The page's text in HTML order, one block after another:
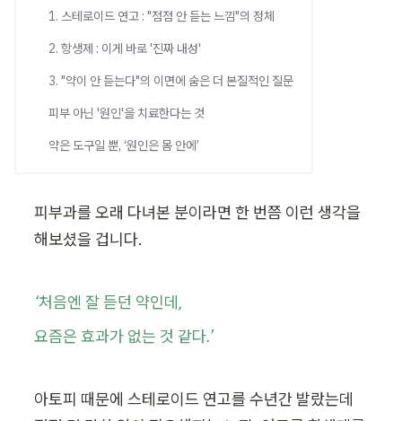
1. 스테로이드 연고 : "점점 안 듣는 느낌"의 정체
2. 항생제 : 이게 바로 '진짜 내성'
3. "약이 안 듣는다"의 이면에 숨은 더 본질적인 질문
피부 아닌 '원인'을 치료한다는 것
약은 도구일 뿐, ‘원인은 몸 안에’
피부과를 오래 다녀본 분이라면 한 번쯤 이런 생각을
해보셨을 겁니다.
‘처음엔 잘 듣던 약인데,
요즘은 효과가 없는 것 같다.’
아토피 때문에 스테로이드 연고를 수년간 발랐는데